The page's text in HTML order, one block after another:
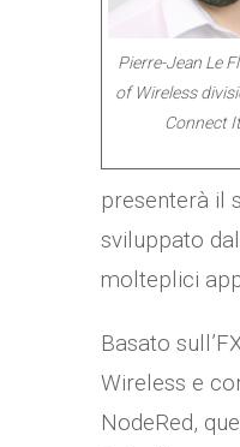
Pierre-Jean Le
of Wireless
Connect
presenterà il
sviluppato
molteplici
Basato
Wireless e
NodeRed,